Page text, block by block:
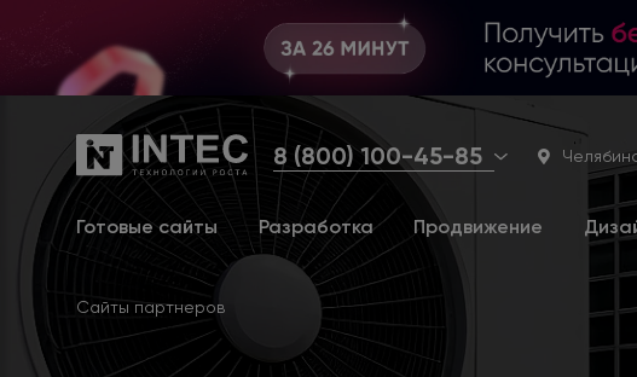
8 (800) 100-45-85
Готовые сайты Разработка Продвижение
Сайты партнеров